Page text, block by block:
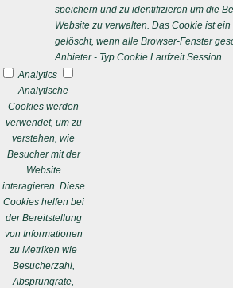
speichern und zu identifizieren um die
Website zu verwalten. Das Cookie ist
gelöscht, wenn alle Browser-Fenster
Anbieter - Typ Cookie Laufzeit Session
Analytics
Analytische
Cookies werden
verwendet, um zu
verstehen, wie
Besucher mit der
Website
interagieren. Diese
Cookies helfen bei
der Bereitstellung
von Informationen
zu Metriken wie
Besucherzahl,
Absprungrate,